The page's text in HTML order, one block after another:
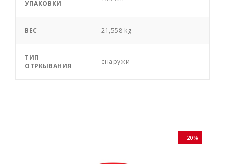
УПАКОВКИ
ВЕС 21,558 kg
ТИП
ОТРКЫВАНИЯ
снаружи
− 20%